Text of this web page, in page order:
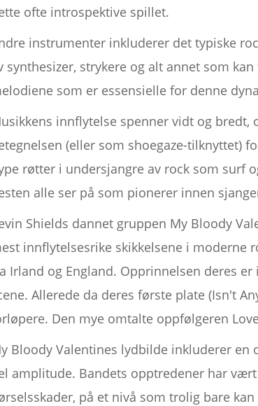
ofte introspektive spillet.
instrumenter inkluderer det typiske
synthesizer, strykere og alt annet som
som er essensielle for denne
innflytelse spenner vidt og bredt,
(eller som shoegaze-tilknyttet)
røtter i undersjangre av rock som surf
alle ser på som pionerer innen
Shields dannet gruppen My Bloody
innflytelsesrike skikkelsene i moderne
Irland og England. Opprinnelsen deres
Allerede da deres første plate (Isn't
Den mye omtalte oppfølgeren
Bloody Valentines lydbilde inkluderer
amplitude. Bandets opptredener har
på et nivå som trolig bare